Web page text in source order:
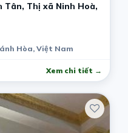
Tân, Thị xã Ninh Hoà,
Hòa, Việt Nam
Xem chi tiết →